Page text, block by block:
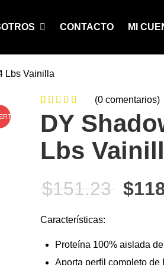
CONTACTO MI
Lbs Vainilla
0de
5
based on
0
customer
ratings
(0 comentarios)
DY
Lbs
$151.23 El
$
Características:
Proteína 100% aislada
Aporta perfil completo de